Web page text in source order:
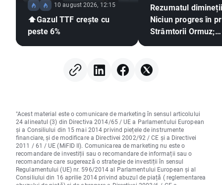
10 august 2026, 12:15
⬆️Gazul TTF crește cu
peste 6%
Rezumatul
Niciun progres în
Strâmtorii Ormuz;
Berkshire
"Acest material este o comunicare de marketing în sensul articolului
24 alineatul (3) din Directiva 2014/65 / UE a Parlamentului European
și a Consiliului din 15 mai 2014 privind piețele de instrumente
financiare, și de modificare a Directivei 2002/92 / CE și a Directivei
2011 / 61 / UE (MiFID II). Comunicarea de marketing nu este o
recomandare de investiții sau o recomandare de informații sau o
recomandare care sugerează o strategie de investiții în sensul
Regulamentului (UE) nr. 596/2014 al Parlamentului European și al
Consiliului din 16 aprilie 2014 privind abuzul de piață ( reglementarea